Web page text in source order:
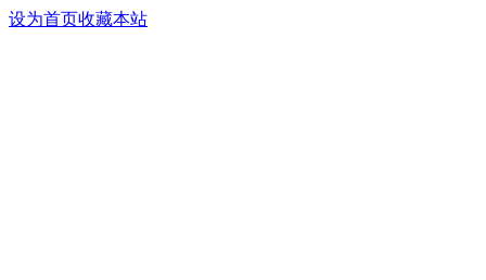
设为首页收藏本站